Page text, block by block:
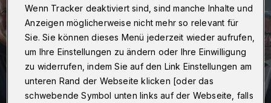
Wenn Tracker deaktiviert sind, sind manche Inhalte und
Anzeigen möglicherweise nicht mehr so relevant für
Sie. Sie können dieses Menü jederzeit wieder aufrufen,
um Ihre Einstellungen zu ändern oder Ihre Einwilligung
zu widerrufen, indem Sie auf den Link Einstellungen am
unteren Rand der Webseite klicken [oder das
schwebende Symbol unten links auf der Webseite, falls